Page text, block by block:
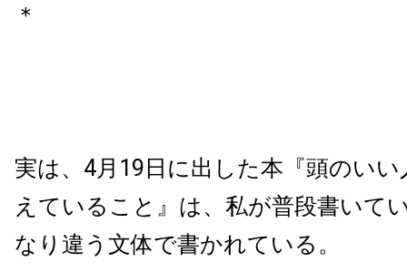
＊
実は、4月19日に出した本『頭のい
えていること』は、私が普段書いて
なり違う文体で書かれている。